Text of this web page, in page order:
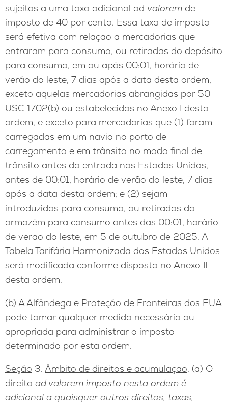
sujeitos a uma taxa adicional ad valorem de
imposto de 40 por cento. Essa taxa de imposto
será efetiva com relação a mercadorias que
entraram para consumo, ou retiradas do depósito
para consumo, em ou após 00:01, horário de
verão do leste, 7 dias após a data desta ordem,
exceto aquelas mercadorias abrangidas por 50
USC 1702(b) ou estabelecidas no Anexo I desta
ordem, e exceto para mercadorias que (1) foram
carregadas em um navio no porto de
carregamento e em trânsito no modo final de
trânsito antes da entrada nos Estados Unidos,
antes de 00:01, horário de verão do leste, 7 dias
após a data desta ordem; e (2) sejam
introduzidos para consumo, ou retirados do
armazém para consumo antes das 00:01, horário
de verão do leste, em 5 de outubro de 2025. A
Tabela Tarifária Harmonizada dos Estados Unidos
será modificada conforme disposto no Anexo II
desta ordem.
(b) A Alfândega e Proteção de Fronteiras dos EUA
pode tomar qualquer medida necessária ou
apropriada para administrar o imposto
determinado por esta ordem.
Seção 3. Âmbito de direitos e acumulação. (a) O
direito ad valorem imposto nesta ordem é
adicional a quaisquer outros direitos, taxas,